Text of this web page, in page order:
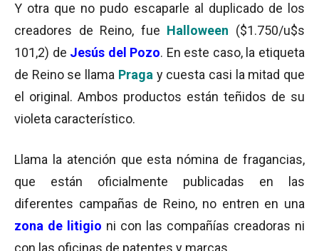
Y otra que no pudo escaparle al duplicado de los
creadores de Reino, fue Halloween ($1.750/u$s
101,2) de Jesús del Pozo. En este caso, la etiqueta
de Reino se llama Praga y cuesta casi la mitad que
el original. Ambos productos están teñidos de su
violeta característico.
Llama la atención que esta nómina de fragancias,
que están oficialmente publicadas en las
diferentes campañas de Reino, no entren en una
zona de litigio ni con las compañías creadoras ni
con las oficinas de patentes y marcas.